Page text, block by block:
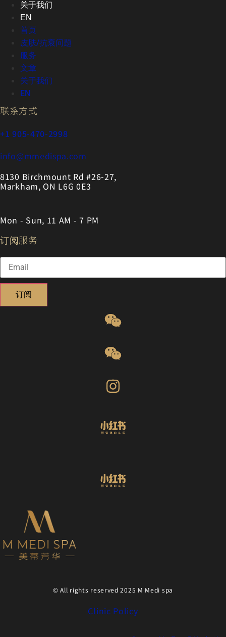
关于我们
EN
首页
皮肤/抗衰问题
服务
文章
关于我们
EN
联系方式
+1 905-470-2998
info@mmedispa.com
8130 Birchmount Rd #26-27,
Markham, ON L6G 0E3
Mon - Sun, 11 AM - 7 PM
订阅服务
订阅
© All rights reserved 2025 M Medi spa
Clinic Policy